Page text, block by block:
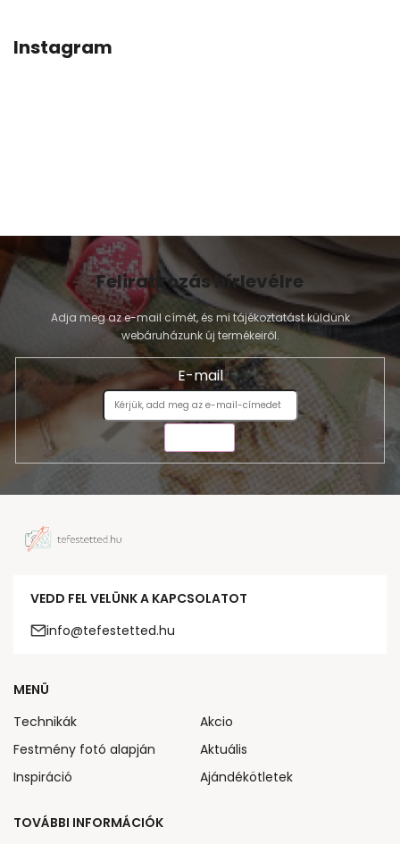
Instagram
Feliratkozás hírlevélre
Adja meg az e-mail címét, és mi tájékoztatást küldünk
webáruházunk új termékeiről.
E-mail
VEDD FEL VELÜNK A KAPCSOLATOT
info@tefestetted.hu
MENÜ
Technikák
Festmény fotó alapján
Inspiráció
Akcio
Aktuális
Ajándékötletek
TOVÁBBI INFORMÁCIÓK